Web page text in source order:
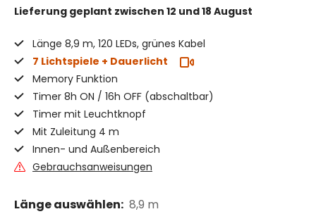
Lieferung geplant zwischen 12 und 18 August
Länge 8,9 m, 120 LEDs, grünes Kabel
7 Lichtspiele + Dauerlicht
Memory Funktion
Timer 8h ON / 16h OFF (abschaltbar)
Timer mit Leuchtknopf
Mit Zuleitung 4 m
Innen- und Außenbereich
Gebrauchsanweisungen
Länge auswählen: 8,9 m